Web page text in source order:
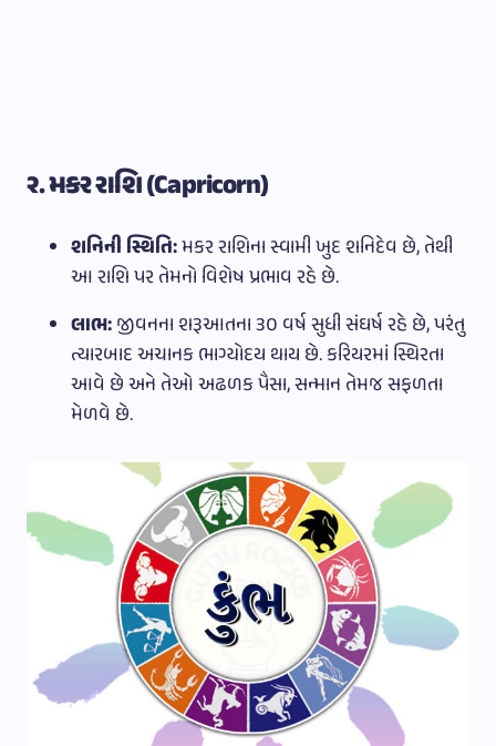
૨. મકર રાશિ (Capricorn)
શનિની સ્થિતિ:મકર રાશિના સ્વામી ખુદ શનિદેવ છે, તેથી
આ રાશિ પર તેમનો વિશેષ પ્રભાવ રહે છે.
લાભ:જીવનના શરૂઆતના ૩૦ વર્ષ સુધી સંઘર્ષ રહે છે, પરંતુ
ત્યારબાદ અચાનક ભાગ્યોદય થાય છે. કરિયરમાં સ્થિરતા
આવે છે અને તેઓ અઢળક પૈસા, સન્માન તેમજ સફળતા
મેળવે છે.